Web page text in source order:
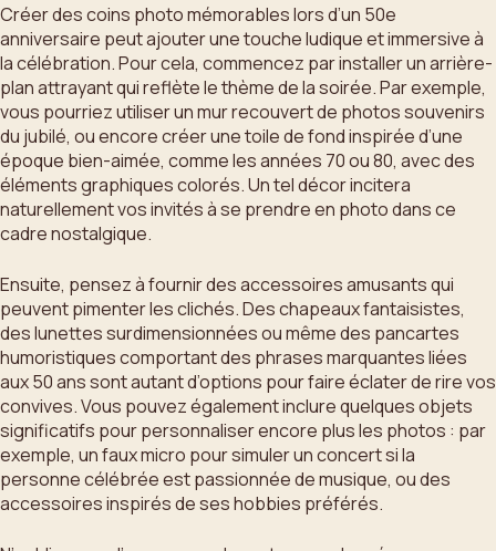
Créer des coins photo mémorables lors d’un 50e
anniversaire peut ajouter une touche ludique et immersive à
la célébration. Pour cela, commencez par installer un arrière-
plan attrayant qui reflète le thème de la soirée. Par exemple,
vous pourriez utiliser un mur recouvert de photos souvenirs
du jubilé, ou encore créer une toile de fond inspirée d’une
époque bien-aimée, comme les années 70 ou 80, avec des
éléments graphiques colorés. Un tel décor incitera
naturellement vos invités à se prendre en photo dans ce
cadre nostalgique.
Ensuite, pensez à fournir des accessoires amusants qui
peuvent pimenter les clichés. Des chapeaux fantaisistes,
des lunettes surdimensionnées ou même des pancartes
humoristiques comportant des phrases marquantes liées
aux 50 ans sont autant d’options pour faire éclater de rire vos
convives. Vous pouvez également inclure quelques objets
significatifs pour personnaliser encore plus les photos : par
exemple, un faux micro pour simuler un concert si la
personne célébrée est passionnée de musique, ou des
accessoires inspirés de ses hobbies préférés.